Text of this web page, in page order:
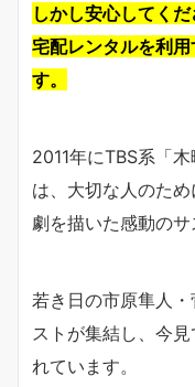
しかし安心してく
宅配レンタルを利
す。
2011年にTBS系「
は、大切な人のた
劇を描いた感動のサ
若き日の市原隼人
ストが集結し、今
れています。